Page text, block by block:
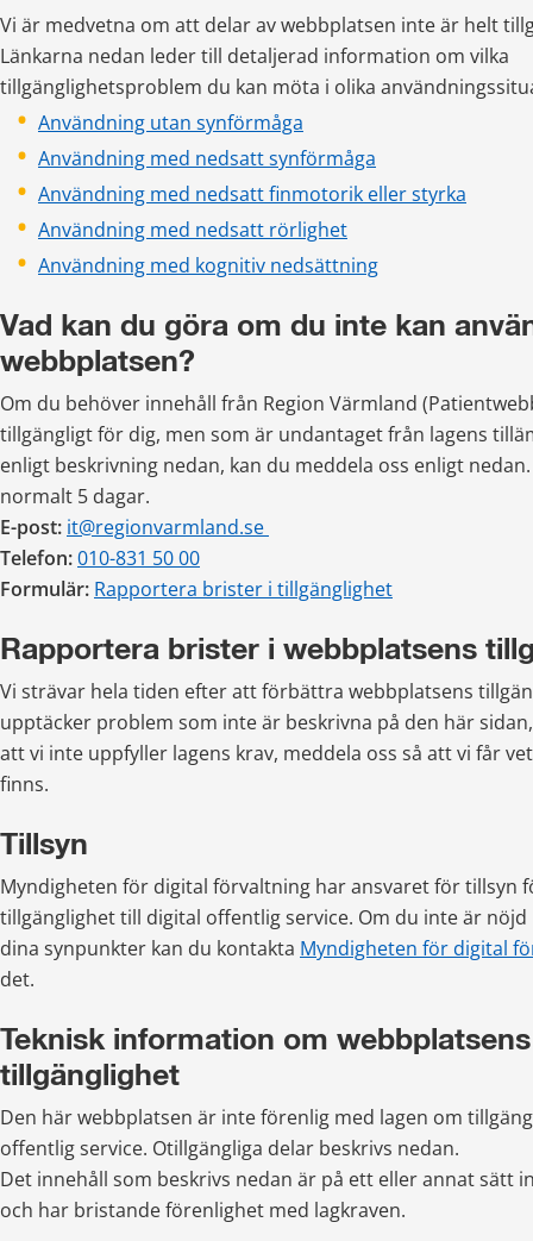
Vi är medvetna om att delar av webbplatsen inte är helt
Länkarna nedan leder till detaljerad information om vilka
tillgänglighetsproblem du kan möta i olika
Användning utan synförmåga
Användning med nedsatt synförmåga
Användning med nedsatt finmotorik eller styrka
Användning med nedsatt rörlighet
Användning med kognitiv nedsättning
Vad kan du göra om du inte kan
webbplatsen?
Om du behöver innehåll från Region Värmland
tillgängligt för dig, men som är undantaget från lagens
enligt beskrivning nedan, kan du meddela oss enligt
normalt 5 dagar.
E-post: it@regionvarmland.se
Telefon:010-831 50 00
Formulär: Rapportera brister i tillgänglighet
Rapportera brister i webbplatsens
Vi strävar hela tiden efter att förbättra webbplatsens
upptäcker problem som inte är beskrivna på den här
att vi inte uppfyller lagens krav, meddela oss så att vi får
finns.
Tillsyn
Myndigheten för digital förvaltning har ansvaret för tillsyn
tillgänglighet till digital offentlig service. Om du inte är
dina synpunkter kan du kontakta Myndigheten för digital
det.
Teknisk information om webbplatsens
tillgänglighet
Den här webbplatsen är inte förenlig med lagen om
offentlig service. Otillgängliga delar beskrivs nedan.
Det innehåll som beskrivs nedan är på ett eller annat sätt
och har bristande förenlighet med lagkraven.